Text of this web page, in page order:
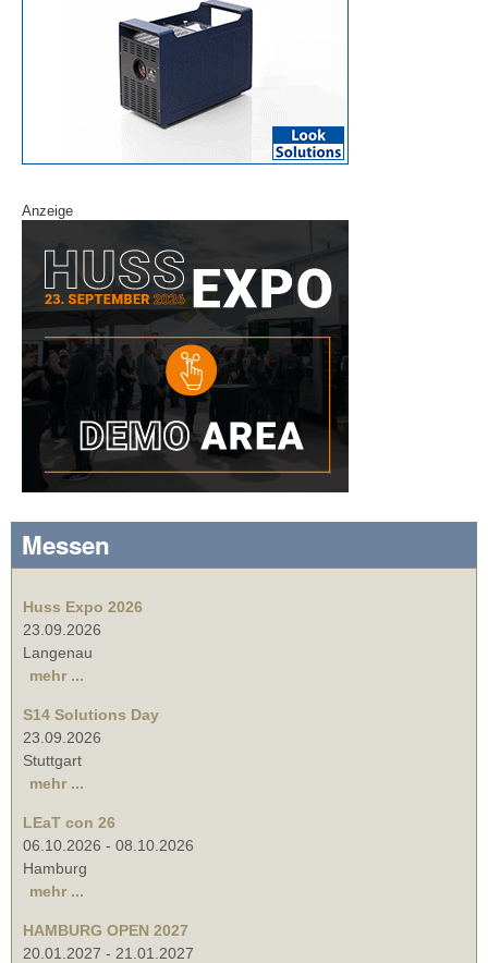
Anzeige
Messen
Huss Expo 2026
23.09.2026
Langenau
mehr ...
S14 Solutions Day
23.09.2026
Stuttgart
mehr ...
LEaT con 26
06.10.2026 - 08.10.2026
Hamburg
mehr ...
HAMBURG OPEN 2027
20.01.2027 - 21.01.2027